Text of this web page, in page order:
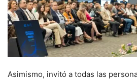
Asimismo, invitó a todas las